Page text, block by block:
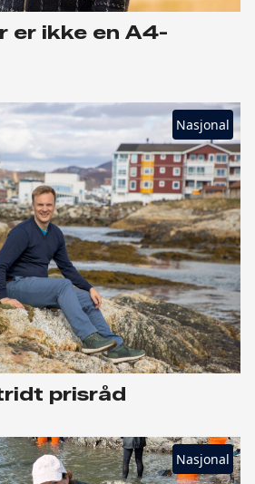
er ikke en A4-
Nasjonal
prisråd
Nasjonal